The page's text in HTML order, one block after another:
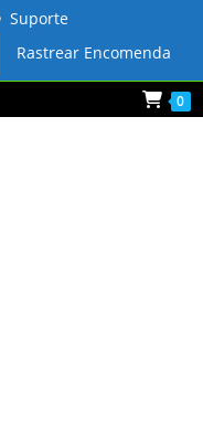
Suporte
Rastrear Encomenda
0